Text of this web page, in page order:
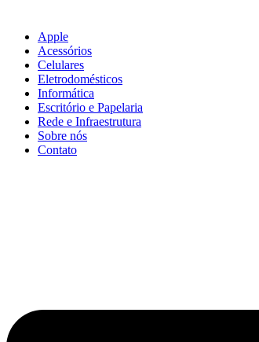
Apple
Acessórios
Celulares
Eletrodomésticos
Informática
Escritório e Papelaria
Rede e Infraestrutura
Sobre nós
Contato